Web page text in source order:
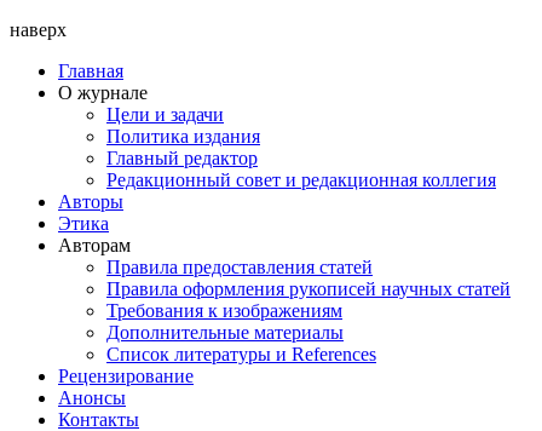
наверх
Главная
О журнале
Цели и задачи
Политика издания
Главный редактор
Редакционный совет и редакционная коллегия
Авторы
Этика
Авторам
Правила предоставления статей
Правила оформления рукописей научных статей
Требования к изображениям
Дополнительные материалы
Список литературы и References
Рецензирование
Анонсы
Контакты